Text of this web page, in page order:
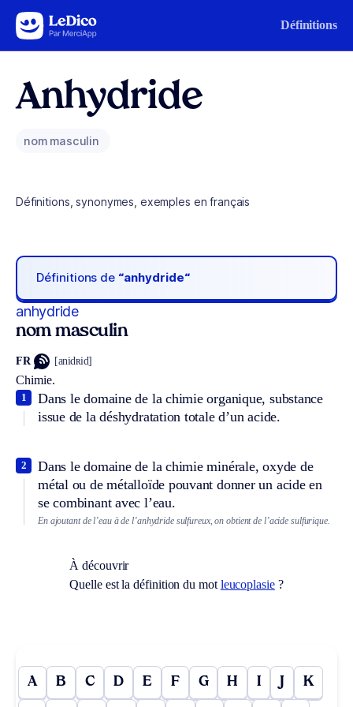
Aller au contenu Définitions
Anhydride
nom masculin
Définitions, synonymes, exemples en français
Définitions de “anhydride“
anhydride
nom masculin
FR [anidʀid]
Chimie.
Dans le domaine de la chimie organique, substance
issue de la déshydratation totale d’un acide.
1
Dans le domaine de la chimie minérale, oxyde de
métal ou de métalloïde pouvant donner un acide en
se combinant avec l’eau.
2
En ajoutant de l’eau à de l’anhydride sulfureux, on obtient de l’acide sulfurique.
À découvrir
Quelle est la définition du mot leucoplasie?
A B C D E F G H I J K